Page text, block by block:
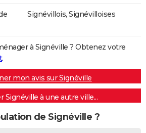
Signévillois, Signévilloises
à Signéville ? Obtenez votre
.
mon avis sur Signéville
Signéville à une autre ville...
de Signéville ?